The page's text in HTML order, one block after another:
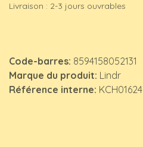
Livraison : 2-3 jours ouvrables
Code-barres: 8594158052131
Marque du produit: Lindr
Référence interne: KCH01624